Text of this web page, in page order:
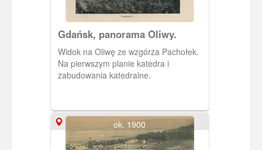
Gdańsk, panorama Oliwy.
Widok na Oliwę ze wzgórza Pachołek.
Na pierwszym planie katedra i
zabudowania katedralne.
ok. 1900